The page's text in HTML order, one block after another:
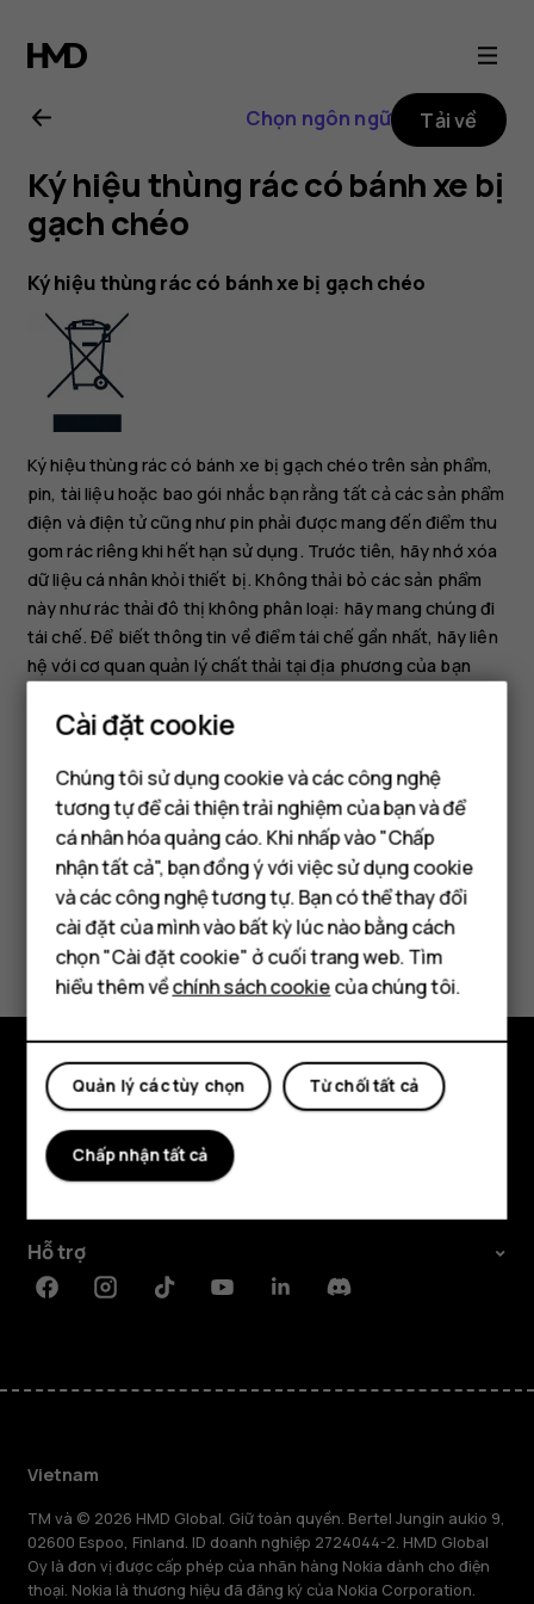
Hướng
dẫn
sử
dụng
Nokia
2.1
Điện thoại thông minh
Điện thoại phổ thông
Máy tính bảng
Chọn ngôn ngữ Tải về
Ký hiệu thùng rác có bánh xe bị
gạch chéo
Ký hiệu thùng rác có bánh xe bị gạch chéo
Ký hiệu thùng rác có bánh xe bị gạch chéo trên sản phẩm,
pin, tài liệu hoặc bao gói nhắc bạn rằng tất cả các sản phẩm
điện và điện tử cũng như pin phải được mang đến điểm thu
gom rác riêng khi hết hạn sử dụng. Trước tiên, hãy nhớ xóa
dữ liệu cá nhân khỏi thiết bị. Không thải bỏ các sản phẩm
này như rác thải đô thị không phân loại: hãy mang chúng đi
tái chế. Để biết thông tin về điểm tái chế gần nhất, hãy liên
hệ với cơ quan quản lý chất thải tại địa phương của bạn
sẵn của chương trình này ở quốc gia của bạn trên trang
Bạn tìm được thông tin hữu ích không?
Có Không
Khám phá
Giới thiệu
Hỗ trợ
FacebookInstagramTiktokYoutubeLinkedinDiscord
Vietnam
TM và © 2026 HMD Global. Giữ toàn quyền. Bertel Jungin aukio 9,
02600 Espoo, Finland. ID doanh nghiệp 2724044-2. HMD Global
Oy là đơn vị được cấp phép của nhãn hàng Nokia dành cho điện
thoại. Nokia là thương hiệu đã đăng ký của Nokia Corporation.
Cài đặt cookie
Chúng tôi sử dụng cookie và các công nghệ
tương tự để cải thiện trải nghiệm của bạn và để
cá nhân hóa quảng cáo. Khi nhấp vào "Chấp
nhận tất cả", bạn đồng ý với việc sử dụng cookie
và các công nghệ tương tự. Bạn có thể thay đổi
cài đặt của mình vào bất kỳ lúc nào bằng cách
chọn "Cài đặt cookie" ở cuối trang web. Tìm
hiểu thêm vềchính sách cookiecủa chúng tôi.
Từ chối tất cả
Quản lý các tùy chọn
Chấp nhận tất cả